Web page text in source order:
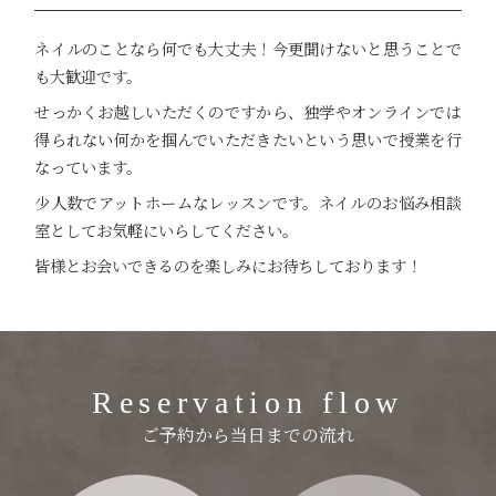
ネイルのことなら何でも大丈夫！今更聞けないと思うことで
も大歓迎です。
せっかくお越しいただくのですから、独学やオンラインでは
得られない何かを掴んでいただきたいという思いで授業を行
なっています。
少人数でアットホームなレッスンです。ネイルのお悩み相談
室としてお気軽にいらしてください。
皆様とお会いできるのを楽しみにお待ちしております！
ご予約から当日までの流れ